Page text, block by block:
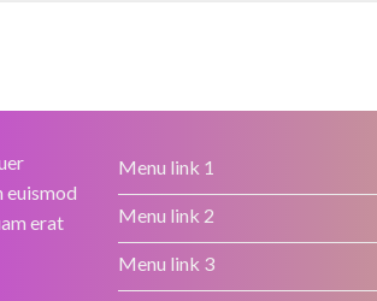
euismod
erat
Menu link 1
Menu link 2
Menu link 3